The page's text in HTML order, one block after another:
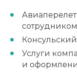
Услуги
и